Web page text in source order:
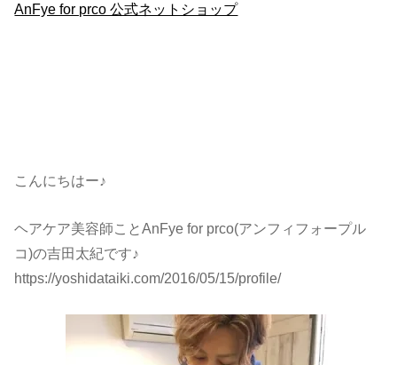
AnFye for prco 公式ネットショップ
こんにちはー♪
ヘアケア美容師ことAnFye for prco(アンフィフォープル
コ)の吉田太紀です♪
https://yoshidataiki.com/2016/05/15/profile/